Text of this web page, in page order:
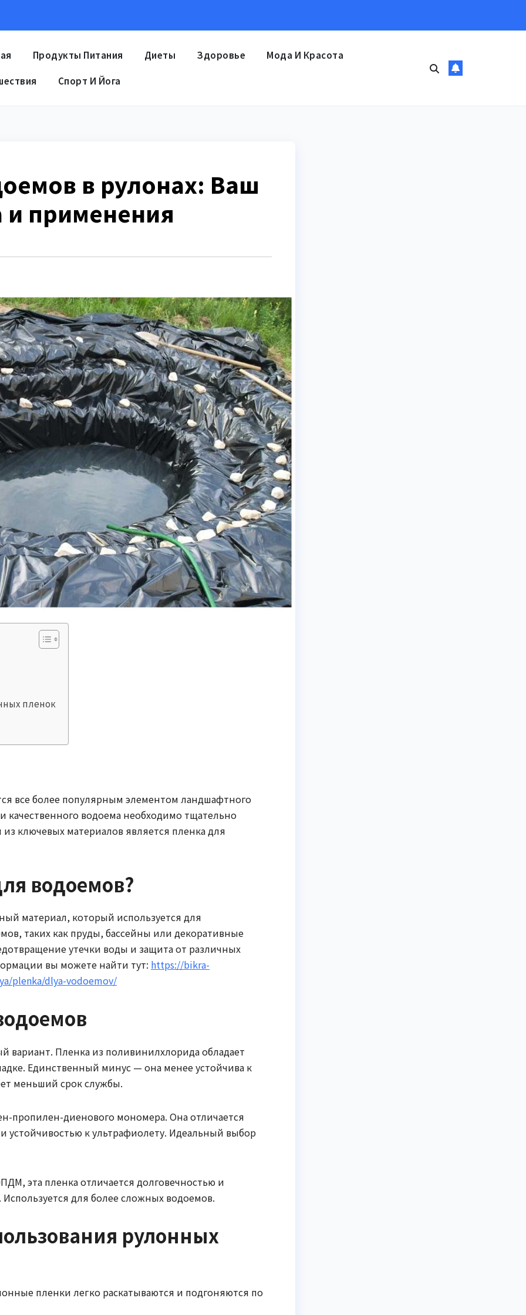
Продукты Питания Диеты Здоровье Мода И Красота
Спорт И Йога
в рулонах: Ваш
и применения
пленок
все более популярным элементом ландшафтного
качественного водоема необходимо тщательно
ключевых материалов является пленка для
водоемов?
материал, который используется для
таких как пруды, бассейны или декоративные
утечки воды и защита от различных
вы можете найти тут: https://bikra-
plenka/dlya-vodoemov/
вариант. Пленка из поливинилхлорида обладает
Единственный минус — она менее устойчива к
меньший срок службы.
пропилен-диенового мономера. Она отличается
устойчивостью к ультрафиолету. Идеальный выбор
эта пленка отличается долговечностью и
для более сложных водоемов.
рулонных
пленки легко раскатываются и подгоняются по